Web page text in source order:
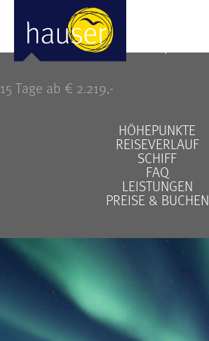
Polarlichter rund ums nordkap
15 Tage ab € 2.219,-
HÖHEPUNKTE
REISEVERLAUF
SCHIFF
FAQ
LEISTUNGEN
PREISE & BUCHEN